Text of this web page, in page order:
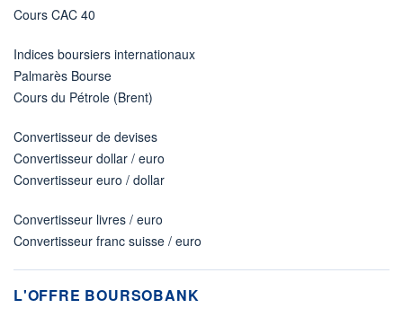
Cours CAC 40
Indices boursiers internationaux
Palmarès Bourse
Cours du Pétrole (Brent)
Convertisseur de devises
Convertisseur dollar / euro
Convertisseur euro / dollar
Convertisseur livres / euro
Convertisseur franc suisse / euro
L'OFFRE BOURSOBANK